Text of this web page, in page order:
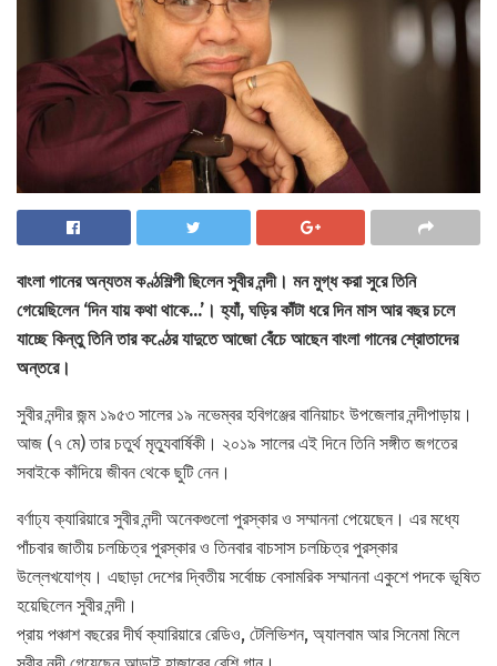
বাংলা গানের অন্যতম কণ্ঠশিল্পী ছিলেন সুবীর নন্দী। মন মুগ্ধ করা সুরে তিনি
গেয়েছিলেন ‘দিন যায় কথা থাকে…’। হ্যাঁ, ঘড়ির কাঁটা ধরে দিন মাস আর বছর চলে
যাচ্ছে কিন্তু তিনি তার কণ্ঠের যাদুতে আজো বেঁচে আছেন বাংলা গানের শ্রোতাদের
অন্তরে।
সুবীর নন্দীর জন্ম ১৯৫৩ সালের ১৯ নভেম্বর হবিগঞ্জের বানিয়াচং উপজেলার নন্দীপাড়ায়।
আজ (৭ মে) তার চতুর্থ মৃত্যুবার্ষিকী। ২০১৯ সালের এই দিনে তিনি সঙ্গীত জগতের
সবাইকে কাঁদিয়ে জীবন থেকে ছুটি নেন।
বর্ণাঢ্য ক্যারিয়ারে সুবীর নন্দী অনেকগুলো পুরস্কার ও সম্মাননা পেয়েছেন। এর মধ্যে
পাঁচবার জাতীয় চলচ্চিত্র পুরস্কার ও তিনবার বাচসাস চলচ্চিত্র পুরস্কার
উল্লেখযোগ্য। এছাড়া দেশের দ্বিতীয় সর্বোচ্চ বেসামরিক সম্মাননা একুশে পদকে ভূষিত
হয়েছিলেন সুবীর নন্দী।
প্রায় পঞ্চাশ বছরের দীর্ঘ ক্যারিয়ারে রেডিও, টেলিভিশন, অ্যালবাম আর সিনেমা মিলে